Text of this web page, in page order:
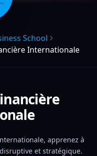
School
Internationale
apprenez à
et stratégique.